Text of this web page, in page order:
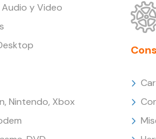
y Video
Nintendo, Xbox